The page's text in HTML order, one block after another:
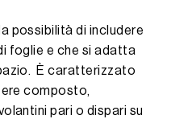
possibilità di includere
foglie e che si adatta
È caratterizzato
composto,
pari o dispari su